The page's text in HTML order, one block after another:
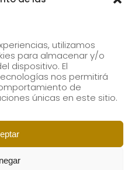
utilizamos
para almacenar y/o
dispositivo. El
nos permitirá
de
únicas en este sitio.
to receive our news by